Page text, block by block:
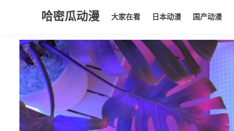
哈密瓜动漫 大家在看 日本动漫 国产动漫
大家在看 日本动漫 国产动漫 欧美动漫 动漫电影